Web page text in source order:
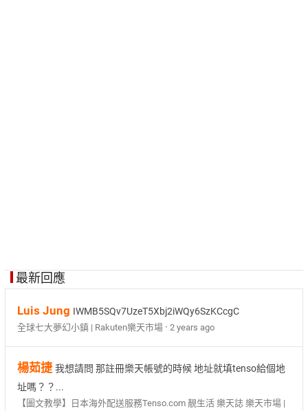
最新回應
Luis Jung IWMB5SQv7UzeT5Xbj2iWQy6SzKCcgC
全球七大夢幻小鎮 | Rakuten樂天市場 ·2 years ago
楊茹捷 我想請問 那註冊樂天帳號的時候 地址就填tenso給個地
址嗎？？...
【圖文教學】日本海外配送服務Tenso.com 靚生活 樂天誌 樂天市場 |